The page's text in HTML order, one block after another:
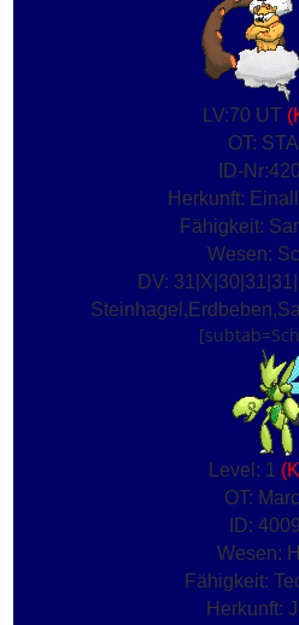
LV:70 UT
OT:
ID-
Herkunft:
Fähigkeit:
Wesen:
DV:
Level: 1
OT:
ID:
Wesen:
Fähigkeit:
Herkunft: